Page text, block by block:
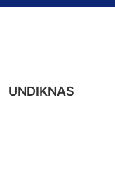
UNDIKNAS